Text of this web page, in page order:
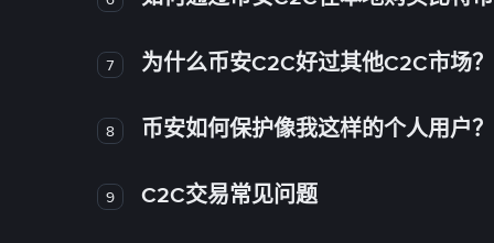
7 为什么币安C2C好过其他C2C市场？
8 币安如何保护像我这样的个人用户？
9 C2C交易常见问题